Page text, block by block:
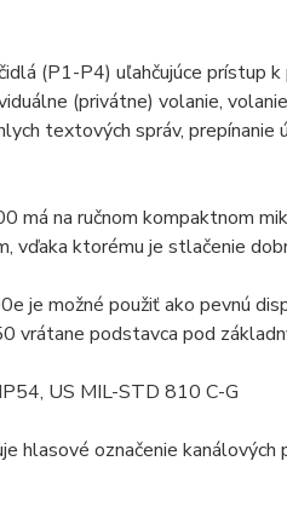
(P1-P4) uľahčujúce prístup k
(privátne) volanie,
textových správ, prepínanie
má na ručnom kompaktnom
vďaka ktorému je stlačenie
je možné použiť ako pevnú
vrátane podstavca pod
US MIL-STD 810 C-G
hlasové označenie